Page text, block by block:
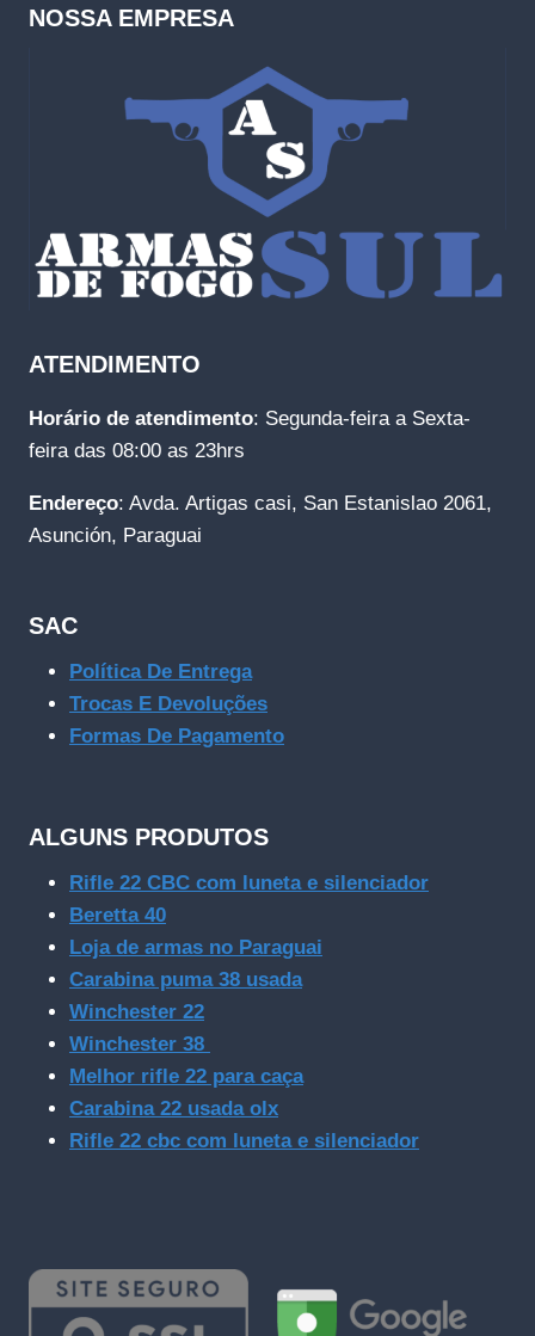
NOSSA EMPRESA
ATENDIMENTO
Horário de atendimento: Segunda-feira a Sexta-
feira das 08:00 as 23hrs
Endereço: Avda. Artigas casi, San Estanislao 2061,
Asunción, Paraguai
SAC
Política De Entrega
Trocas E Devoluções
Formas De Pagamento
ALGUNS PRODUTOS
Rifle 22 CBC com luneta e silenciador
Beretta 40
Loja de armas no Paraguai
Carabina puma 38 usada
Winchester 22
Winchester 38
Melhor rifle 22 para caça
Carabina 22 usada olx
Rifle 22 cbc com luneta e silenciador